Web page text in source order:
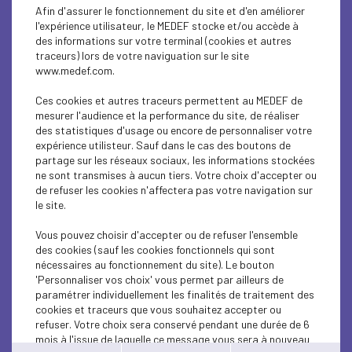
CSR
ENTREPRISE ET SOCIÉTÉ
PARITY-DIVERSITY
PARITY-DIVERSITY
SOCIAL
SOCIAL
CSR
CSR
ENTREPRISE ET SOCIÉTÉ
ENTREPRISE ET SOCIÉTÉ
ECONOMY
Afin d'assurer le fonctionnement du site et d'en améliorer
l'expérience utilisateur, le MEDEF stocke et/ou accède à
des informations sur votre terminal (cookies et autres
traceurs) lors de votre naviguation sur le site
www.medef.com.
Ces cookies et autres traceurs permettent au MEDEF de
mesurer l'audience et la performance du site, de réaliser
des statistiques d'usage ou encore de personnaliser votre
expérience utilisteur. Sauf dans le cas des boutons de
partage sur les réseaux sociaux, les informations stockées
ne sont transmises à aucun tiers. Votre choix d'accepter ou
de refuser les cookies n'affectera pas votre navigation sur
le site.
Vous pouvez choisir d'accepter ou de refuser l'ensemble
des cookies (sauf les cookies fonctionnels qui sont
nécessaires au fonctionnement du site). Le bouton
'Personnaliser vos choix' vous permet par ailleurs de
paramétrer individuellement les finalités de traitement des
cookies et traceurs que vous souhaitez accepter ou
refuser. Votre choix sera conservé pendant une durée de 6
mois à l'issue de laquelle ce message vous sera à nouveau